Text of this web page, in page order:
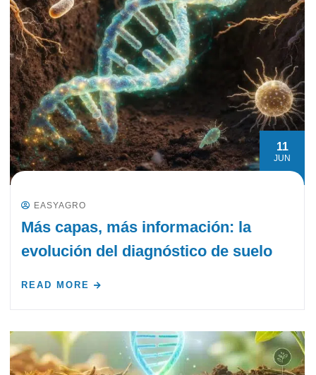
11
JUN
EASYAGRO
Más capas, más información: la
evolución del diagnóstico de suelo
READ MORE